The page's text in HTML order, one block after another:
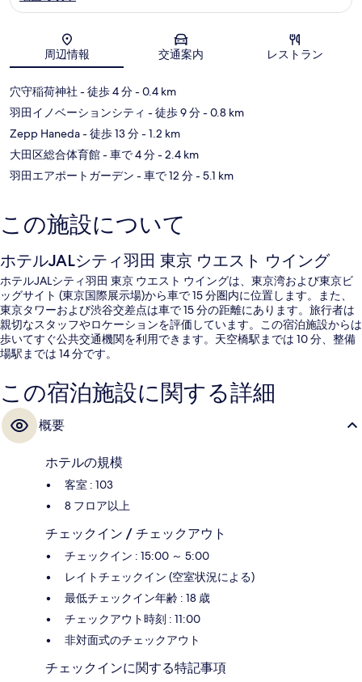
地図
周辺情報 交通案内 レストラン
穴守稲荷神社 - 徒歩 4 分- 0.4 km
羽田イノベーションシティ - 徒歩 9 分- 0.8 km
Zepp Haneda- 徒歩 13 分- 1.2 km
大田区総合体育館- 車で 4 分- 2.4 km
羽田エアポートガーデン - 車で 12 分- 5.1 km
この施設について
ホテルJALシティ羽田 東京 ウエスト ウイング
ホテルJALシティ羽田 東京 ウエスト ウイングは、東京湾および東京ビ
ッグサイト (東京国際展示場)から車で 15 分圏内に位置します。また、
東京タワーおよび渋谷交差点は車で 15 分の距離にあります。旅行者は
親切なスタッフやロケーションを評価しています。この宿泊施設からは
歩いてすぐ公共交通機関を利用できます。天空橋駅までは 10 分、整備
場駅までは 14 分です。
この宿泊施設に関する詳細
概要
ホテルの規模
客室 : 103
8 フロア以上
チェックイン / チェックアウト
チェックイン : 15:00 ～ 5:00
レイトチェックイン (空室状況による)
最低チェックイン年齢 : 18 歳
チェックアウト時刻 : 11:00
非対面式のチェックアウト
チェックインに関する特記事項